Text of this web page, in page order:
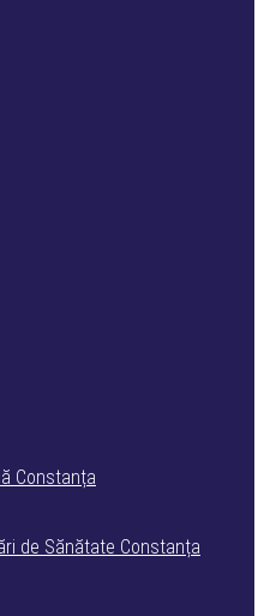
Constanța
de Sănătate Constanța